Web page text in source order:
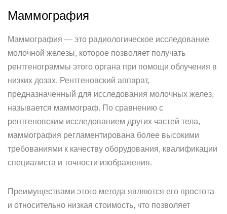
Маммография
Маммография — это радиологическое исследование
молочной железы, которое позволяет получать
рентгенограммы этого органа при помощи облучения в
низких дозах. Рентгеновский аппарат,
предназначенный для исследования молочных желез,
называется маммограф. По сравнению с
рентгеновским исследованием других частей тела,
маммография регламентирована более высокими
требованиями к качеству оборудования, квалификации
специалиста и точности изображения.
Преимуществами этого метода являются его простота
и относительно низкая стоимость, что позволяет